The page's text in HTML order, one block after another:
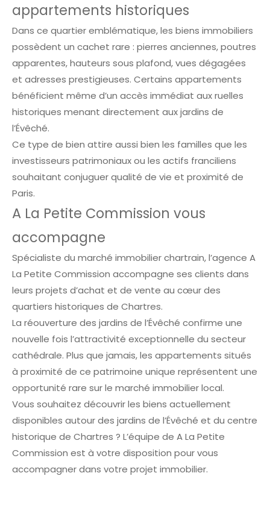
appartements historiques
Dans ce quartier emblématique, les biens immobiliers
possèdent un cachet rare : pierres anciennes, poutres
apparentes, hauteurs sous plafond, vues dégagées
et adresses prestigieuses. Certains appartements
bénéficient même d’un accès immédiat aux ruelles
historiques menant directement aux jardins de
l’Évêché.
Ce type de bien attire aussi bien les familles que les
investisseurs patrimoniaux ou les actifs franciliens
souhaitant conjuguer qualité de vie et proximité de
Paris.
A La Petite Commission vous
accompagne
Spécialiste du marché immobilier chartrain, l’agence A
La Petite Commission accompagne ses clients dans
leurs projets d’achat et de vente au cœur des
quartiers historiques de Chartres.
La réouverture des jardins de l’Évêché confirme une
nouvelle fois l’attractivité exceptionnelle du secteur
cathédrale. Plus que jamais, les appartements situés
à proximité de ce patrimoine unique représentent une
opportunité rare sur le marché immobilier local.
Vous souhaitez découvrir les biens actuellement
disponibles autour des jardins de l’Évêché et du centre
historique de Chartres ? L’équipe de A La Petite
Commission est à votre disposition pour vous
accompagner dans votre projet immobilier.